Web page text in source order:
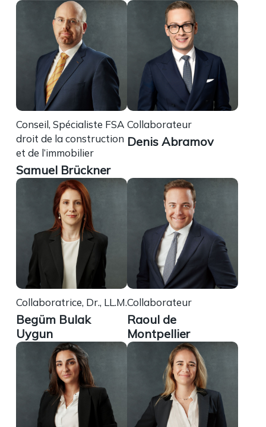
Conseil, Spécialiste FSA
droit de la construction
et de l’immobilier
Samuel Brückner
Collaborateur
Denis Abramov
Collaboratrice, Dr., LL.M.
Begüm Bulak
Uygun
Collaborateur
Raoul de
Montpellier